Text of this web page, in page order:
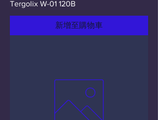
Tergolix W-01 120B
新增至購物車